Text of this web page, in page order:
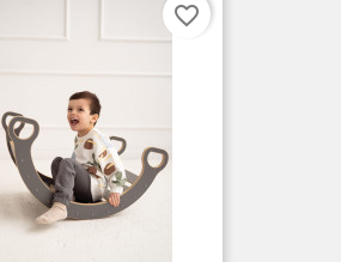
favorite_border